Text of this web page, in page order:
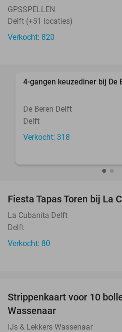
GPSSPELLEN
Delft (+51 locaties)
Verkocht: 820
4-gangen keuzediner bij De
De Beren Delft
Delft
Verkocht: 318
Fiesta Tapas Toren bij La
La Cubanita Delft
Delft
Verkocht: 80
Strippenkaart voor 10
Wassenaar
IJs & Lekkers Wassenaar